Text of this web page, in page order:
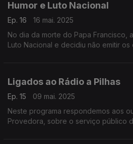
Humor e Luto Nacional
Ep. 16
16 mai. 2025
No dia da morte do Papa Francisco,
Luto Nacional e decidiu não emitir
Ligados ao Rádio a Pilhas
Ep. 15
09 mai. 2025
Neste programa respondemos aos
Provedora, sobre o serviço público